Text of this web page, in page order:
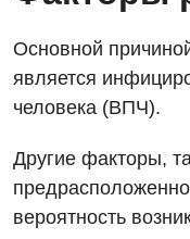
Бесплатные услуги
Вакцинация
Гастроэнтерология
Гематология
Основной
является
человека (ВПЧ).
Другие факторы,
вероятность